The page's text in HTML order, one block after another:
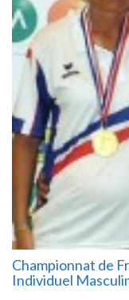
Championnat de
Individuel